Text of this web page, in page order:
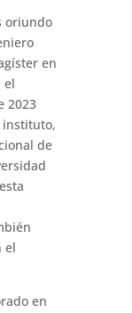
oriundo
en
el
2023
instituto,
de
el
en